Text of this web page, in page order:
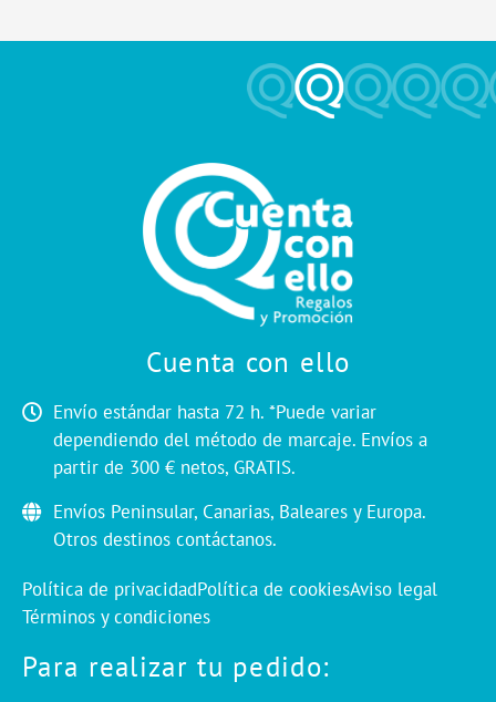
Cuenta con ello
Envío estándar hasta 72 h. *Puede variar
dependiendo del método de marcaje. Envíos a
partir de 300 € netos, GRATIS.
Envíos Peninsular, Canarias, Baleares y Europa.
Otros destinos contáctanos.
Política de privacidadPolítica de cookiesAviso legal
Términos y condiciones
Para realizar tu pedido: